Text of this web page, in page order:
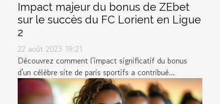
Impact majeur du bonus de ZEbet
sur le succès du FC Lorient en Ligue
2
22 août 2023 19:21
Découvrez comment l'impact significatif du bonus
d'un célèbre site de paris sportifs a contribué...